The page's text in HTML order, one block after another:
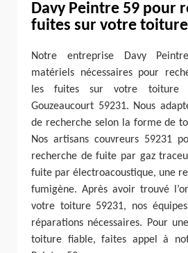
Davy Peintre 59 pour
fuites sur votre
Notre entreprise Davy
matériels nécessaires pour
les fuites sur votre
Gouzeaucourt 59231. Nous
de recherche selon la forme de
Nos artisans couvreurs 59231
recherche de fuite par gaz
fuite par électroacoustique, une
fumigène. Après avoir trouvé
votre toiture 59231, nos
réparations nécessaires. Pour
toiture fiable, faites appel à